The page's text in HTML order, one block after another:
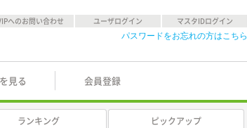
へのお問い合わせ ユーザログイン マスタIDログイン
パスワードをお忘れの方はこちら
見る 会員登録
ランキング ピックアップ